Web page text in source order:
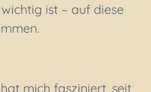
ist – auf diese
mich fasziniert, seit